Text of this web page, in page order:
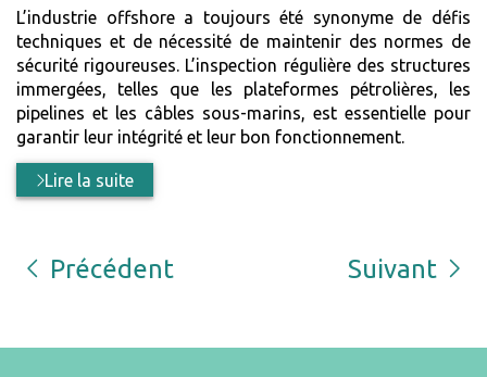
L’industrie offshore a toujours été synonyme de défis
techniques et de nécessité de maintenir des normes de
sécurité rigoureuses. L’inspection régulière des structures
immergées, telles que les plateformes pétrolières, les
pipelines et les câbles sous-marins, est essentielle pour
garantir leur intégrité et leur bon fonctionnement.
Lire la suite
Précédent Suivant